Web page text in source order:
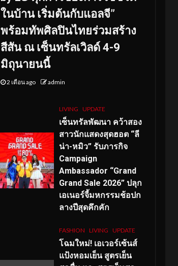
ในบ้าน เริ่มต้นกับแอลจี”
พร้อมทัพศิลปินไทยร่วมสร้าง
สีสัน ณ เซ็นทรัลเวิลด์ 4-9
มิถุนายนนี้
2 เดือน ago admin
LIVING UPDATE
เซ็นทรัลพัฒนา คว้าสอง
สาวนักแสดงสุดฮอต “ลี
น่า-หมิว” รับภารกิจ
Campaign
Ambassador “Grand
Grand Sale 2026” ปลุก
เอเนอร์จี้มหกรรมช้อปก
ลางปีสุดคึกคัก
FASHION LIVING UPDATE
โฉมใหม่! เอเวอร์เซ้นส์
แป้งหอมเย็น สูตรเย็น